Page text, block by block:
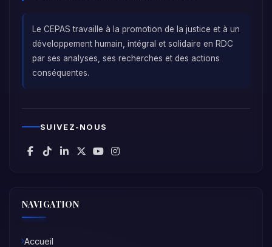
Le CEPAS travaille à la promotion de la justice et à un
développement humain, intégral et solidaire en RDC
par ses analyses, ses recherches et des actions
conséquentes.
SUIVEZ-NOUS
NAVIGATION
Accueil